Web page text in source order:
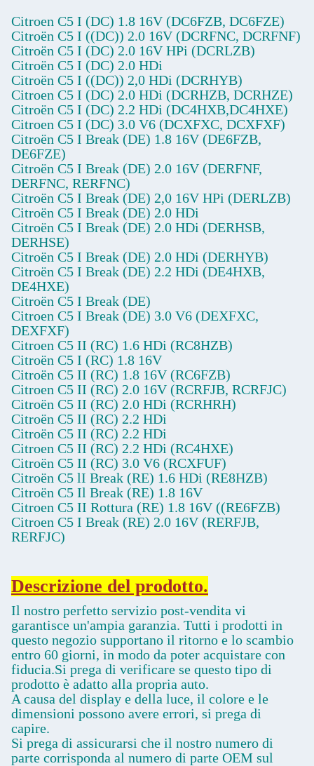
Citroen C5 I (DC) 1.8 16V (DC6FZB, DC6FZE)
Citroën C5 I ((DC)) 2.0 16V (DCRFNC, DCRFNF)
Citroën C5 I (DC) 2.0 16V HPi (DCRLZB)
Citroën C5 I (DC) 2.0 HDi
Citroën C5 I ((DC)) 2,0 HDi (DCRHYB)
Citroen C5 I (DC) 2.0 HDi (DCRHZB, DCRHZE)
Citroën C5 I (DC) 2.2 HDi (DC4HXB,DC4HXE)
Citroen C5 I (DC) 3.0 V6 (DCXFXC, DCXFXF)
Citroën C5 I Break (DE) 1.8 16V (DE6FZB,
DE6FZE)
Citroën C5 I Break (DE) 2.0 16V (DERFNF,
DERFNC, RERFNC)
Citroën C5 I Break (DE) 2,0 16V HPi (DERLZB)
Citroën C5 I Break (DE) 2.0 HDi
Citroën C5 I Break (DE) 2.0 HDi (DERHSB,
DERHSE)
Citroën C5 I Break (DE) 2.0 HDi (DERHYB)
Citroën C5 I Break (DE) 2.2 HDi (DE4HXB,
DE4HXE)
Citroën C5 I Break (DE)
Citroen C5 I Break (DE) 3.0 V6 (DEXFXC,
DEXFXF)
Citroen C5 II (RC) 1.6 HDi (RC8HZB)
Citroën C5 I (RC) 1.8 16V
Citroën C5 II (RC) 1.8 16V (RC6FZB)
Citroen C5 II (RC) 2.0 16V (RCRFJB, RCRFJC)
Citroën C5 II (RC) 2.0 HDi (RCRHRH)
Citroën C5 II (RC) 2.2 HDi
Citroën C5 II (RC) 2.2 HDi
Citroen C5 II (RC) 2.2 HDi (RC4HXE)
Citroën C5 II (RC) 3.0 V6 (RCXFUF)
Citroën C5 lI Break (RE) 1.6 HDi (RE8HZB)
Citroën C5 Il Break (RE) 1.8 16V
Citroen C5 II Rottura (RE) 1.8 16V ((RE6FZB)
Citroen C5 I Break (RE) 2.0 16V (RERFJB,
RERFJC)
Descrizione del prodotto.
Il nostro perfetto servizio post-vendita vi
garantisce un'ampia garanzia. Tutti i prodotti in
questo negozio supportano il ritorno e lo scambio
entro 60 giorni, in modo da poter acquistare con
fiducia.Si prega di verificare se questo tipo di
prodotto è adatto alla propria auto.
A causa del display e della luce, il colore e le
dimensioni possono avere errori, si prega di
capire.
Si prega di assicurarsi che il nostro numero di
parte corrisponda al numero di parte OEM sul